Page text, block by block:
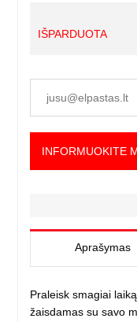
IŠPARDUOTA
INFORMUOKITE
Aprašymas
Praleisk smagiai
žaisdamas su savo